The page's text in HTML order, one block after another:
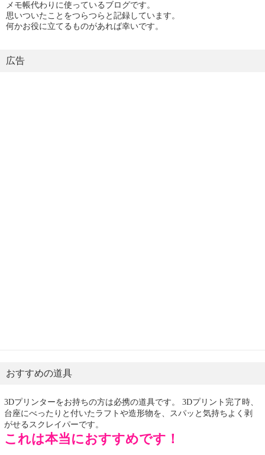
メモ帳代わりに使っているブログです。
思いついたことをつらつらと記録しています。
何かお役に立てるものがあれば幸いです。
広告
おすすめの道具
3Dプリンターをお持ちの方は必携の道具です。 3Dプリント完了時、
台座にべったりと付いたラフトや造形物を、スパッと気持ちよく剥
がせるスクレイパーです。
これは本当におすすめです！